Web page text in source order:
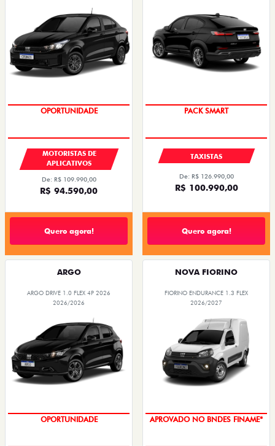
OPORTUNIDADE
MOTORISTAS DE
APLICATIVOS
De: R$ 109.990,00
R$ 94.590,00
Quero agora!
PACK SMART
TAXISTAS
De: R$ 126.990,00
R$ 100.990,00
Quero agora!
ARGO
ARGO DRIVE 1.0 FLEX 4P 2026
2026/2026
OPORTUNIDADE
NOVA FIORINO
FIORINO ENDURANCE 1.3 FLEX
2026/2027
APROVADO NO BNDES FINAME*